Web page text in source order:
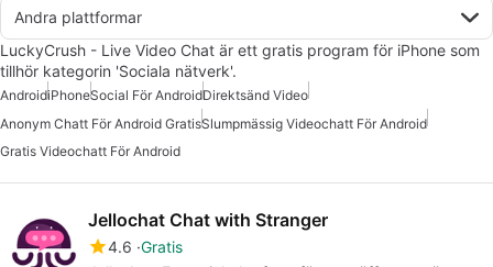
Andra plattformar
LuckyCrush - Live Video Chat är ett gratis program för iPhone som
tillhör kategorin 'Sociala nätverk'.
AndroidiPhoneSocial För AndroidDirektsänd Video
Anonym Chatt För Android GratisSlumpmässig Videochatt För Android
Gratis Videochatt För Android
Jellochat Chat with Stranger
4.6 Gratis